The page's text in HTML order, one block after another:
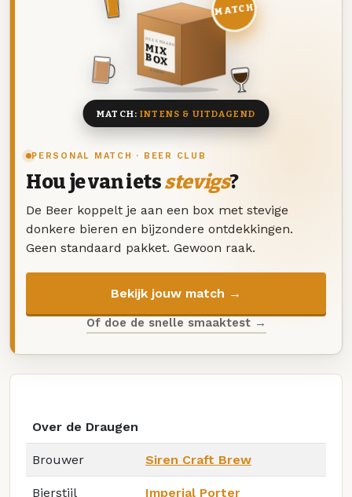
PERSONAL MATCH · BEER CLUB
Hou je van ietsstevigs?
De Beer koppelt je aan een box met stevige
donkere bieren en bijzondere ontdekkingen.
Geen standaard pakket. Gewoon raak.
Bekijk jouw match →
Of doe de snelle smaaktest →
DEZE MAAND
MIX
BOX
8 BIEREN
MATCH
MATCH:INTENS & UITDAGEND
Over de Draugen
Brouwer Siren Craft Brew
Bierstijl Imperial Porter